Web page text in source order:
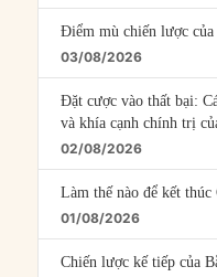
Điểm mù chiến lược
03/08/2026
Đặt cược vào thất bại:
và khía cạnh chính trị
02/08/2026
Làm thế nào để kết
01/08/2026
Chiến lược kế tiếp của